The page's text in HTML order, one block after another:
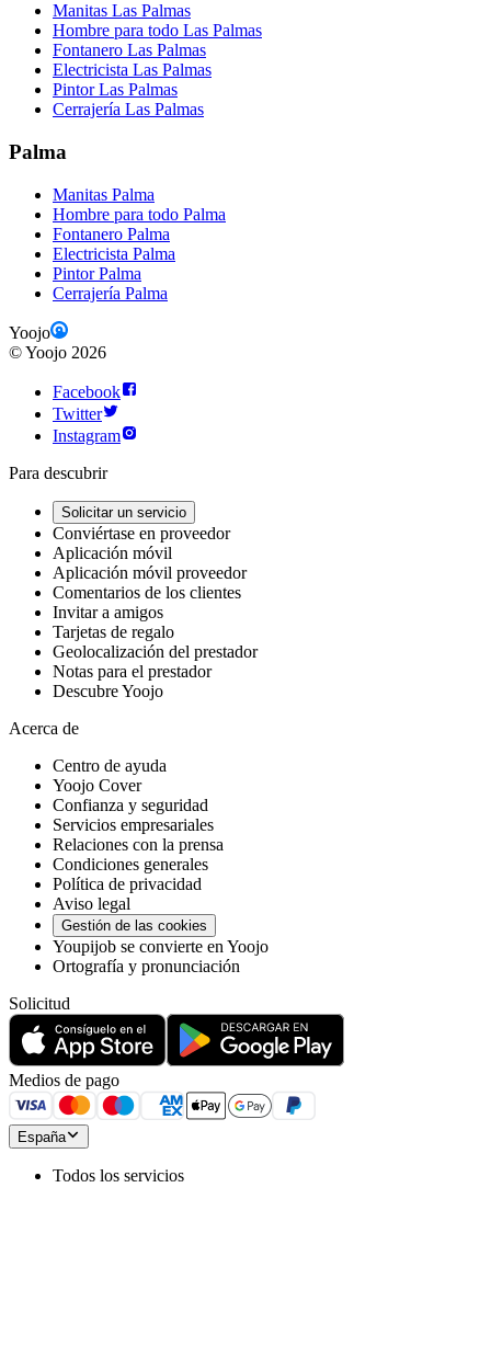
Manitas Las Palmas
Hombre para todo Las Palmas
Fontanero Las Palmas
Electricista Las Palmas
Pintor Las Palmas
Cerrajería Las Palmas
Palma
Manitas Palma
Hombre para todo Palma
Fontanero Palma
Electricista Palma
Pintor Palma
Cerrajería Palma
Yoojo
©Yoojo 2026
Facebook
Twitter
Instagram
Para descubrir
Solicitar un servicio
Conviértase en proveedor
Aplicación móvil
Aplicación móvil proveedor
Comentarios de los clientes
Invitar a amigos
Tarjetas de regalo
Geolocalización del prestador
Notas para el prestador
Descubre Yoojo
Acerca de
Centro de ayuda
Yoojo Cover
Confianza y seguridad
Servicios empresariales
Relaciones con la prensa
Condiciones generales
Política de privacidad
Aviso legal
Gestión de las cookies
Youpijob se convierte en Yoojo
Ortografía y pronunciación
Solicitud
Medios de pago
España
Todos los servicios